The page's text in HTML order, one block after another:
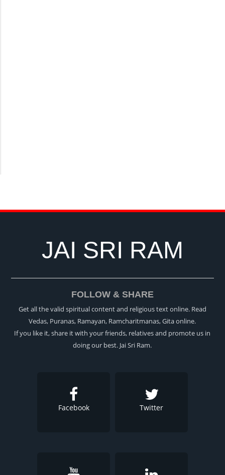
JAI SRI RAM
FOLLOW & SHARE
Get all the valid spiritual content and religious text online. Read
Vedas, Puranas, Ramayan, Ramcharitmanas, Gita online.
If you like it, share it with your friends, relatives and promote us in
doing our best. Jai Sri Ram.
Facebook Twitter